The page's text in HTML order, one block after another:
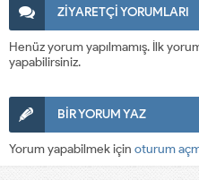
ZİYARETÇİ YORUMLARI
Henüz yorum yapılmamış. İlk
yapabilirsiniz.
BİR YORUM YAZ
Yorum yapabilmek için oturum